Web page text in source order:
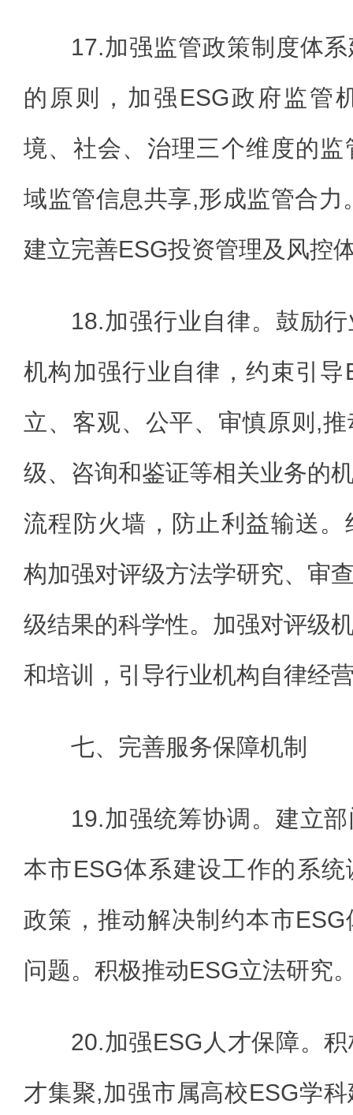
17.加强监管政策制度体
的原则，加强ESG政府监管
境、社会、治理三个维度的
域监管信息共享,形成监管合力
建立完善ESG投资管理及风控
18.加强行业自律。鼓励
机构加强行业自律，约束引
立、客观、公平、审慎原则,
级、咨询和鉴证等相关业务的
流程防火墙，防止利益输送
构加强对评级方法学研究、审
级结果的科学性。加强对评级
和培训，引导行业机构自律经
七、完善服务保障机制
19.加强统筹协调。建立
本市ESG体系建设工作的系
政策，推动解决制约本市
问题。积极推动ESG立法研究
20.加强ESG人才保障。
才集聚,加强市属高校ESG学